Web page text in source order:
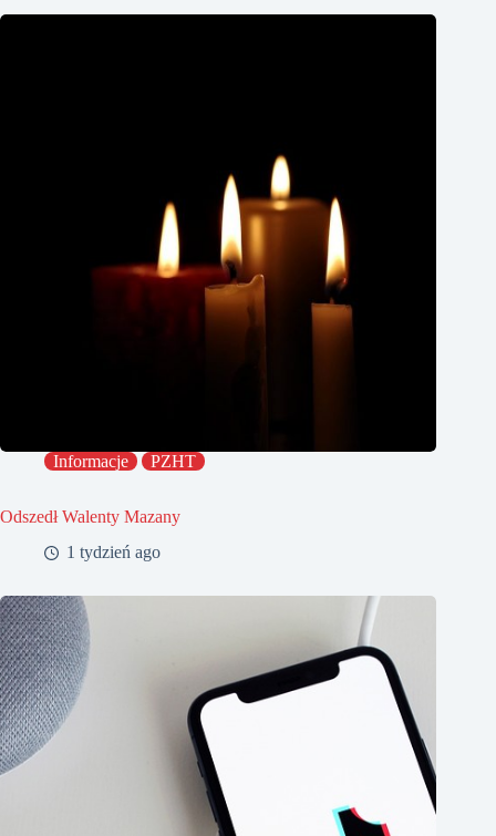
Informacje PZHT
Odszedł Walenty Mazany
1 tydzień ago